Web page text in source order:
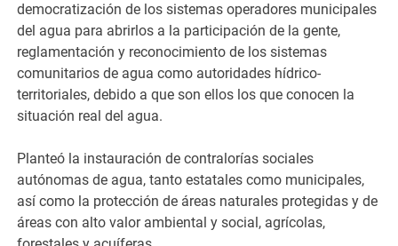
democratización de los sistemas operadores municipales
del agua para abrirlos a la participación de la gente,
reglamentación y reconocimiento de los sistemas
comunitarios de agua como autoridades hídrico-
territoriales, debido a que son ellos los que conocen la
situación real del agua.
Planteó la instauración de contralorías sociales
autónomas de agua, tanto estatales como municipales,
así como la protección de áreas naturales protegidas y de
áreas con alto valor ambiental y social, agrícolas,